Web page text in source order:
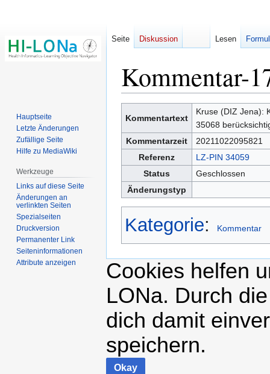
Kommentar-
Navigation
springen
Suche
springen
Kommentartext
Kruse (DIZ Jena):
35068
Kommentarzeit
20211022095821
Referenz
LZ-PIN 34059
Status
Geschlossen
Änderungstyp
Kategorie: Kommentar
Cookies helfen
LONa. Durch
dich damit
speichern.
Okay
Seite Diskussion Lesen
Hauptseite
Letzte Änderungen
Zufällige Seite
Hilfe zu MediaWiki
Werkzeuge
Links auf diese Seite
Änderungen an
verlinkten Seiten
Spezialseiten
Druckversion
Permanenter Link
Seiten­­informationen
Attribute anzeigen